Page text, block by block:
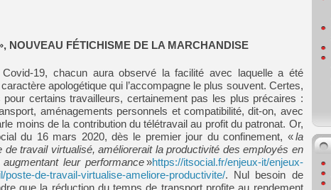
NOUVEAU FÉTICHISME DE LA MARCHANDISE
19, chacun aura observé la facilité avec laquelle a été
apologétique qui l’accompagne le plus souvent. Certes,
certains travailleurs, certainement pas les plus précaires :
aménagements personnels et compatibilité, dit-on, avec
moins de la contribution du télétravail au profit du patronat. Or,
du 16 mars 2020, dès le premier jour du confinement, «la
de travail virtualisé, améliorerait la productivité des employés en
leur performance»https://itsocial.fr/enjeux-it/enjeux-
poste-de-travail-virtualise-ameliore-productivite/. Nul besoin de
que la réduction du temps de transport profite au rendement